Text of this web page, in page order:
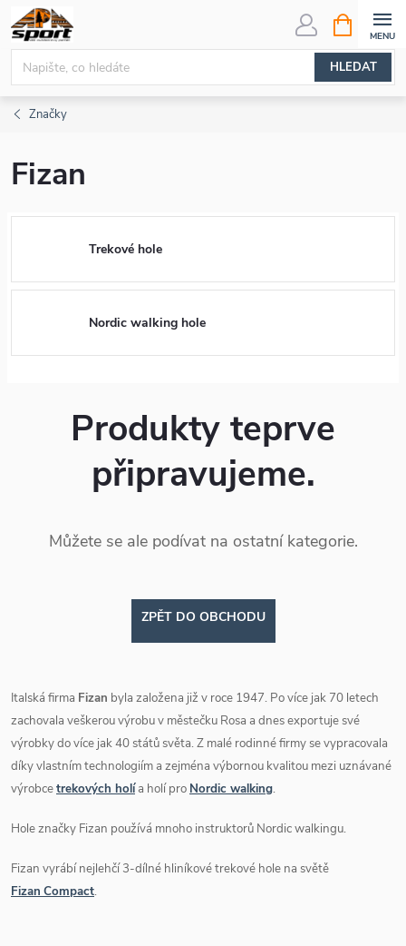
Přejít
na
obsah
HLEDAT
NÁKUPNÍ
KOŠÍK
Značky
Fizan
Trekové hole
Nordic walking hole
Produkty teprve
připravujeme.
Můžete se ale podívat na ostatní kategorie.
ZPĚT DO OBCHODU
Italská firma Fizan byla založena již v roce 1947. Po více jak 70 letech
zachovala veškerou výrobu v městečku Rosa a dnes exportuje své
výrobky do více jak 40 států světa. Z malé rodinné firmy se vypracovala
díky vlastním technologiím a zejména výbornou kvalitou mezi uznávané
výrobcetrekových holía holí pro Nordic walking.
Hole značky Fizan používá mnoho instruktorů Nordic walkingu.
Fizan vyrábí nejlehčí 3-dílné hliníkové trekové hole na světě
Fizan Compact.